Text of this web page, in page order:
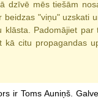
dzīvē mēs tiešām
"viņu" uzskati
Padomājiet par
citu propagandas
ir Toms Auniņš.